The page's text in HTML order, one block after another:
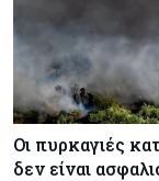
Οι πυρκαγιές
δεν είναι